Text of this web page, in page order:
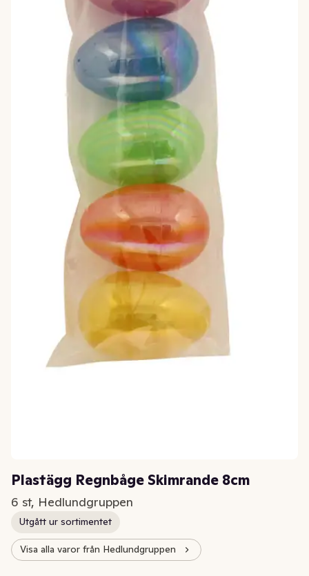
Plastägg Regnbåge Skimrande 8cm
6 st, Hedlundgruppen
Utgått ur sortimentet
Visa alla varor från Hedlundgruppen